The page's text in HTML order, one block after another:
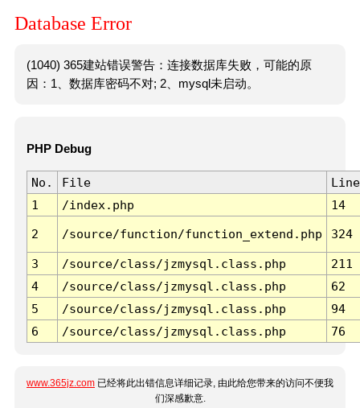
Database Error
(1040) 365建站错误警告：连接数据库失败，可能的原
因：1、数据库密码不对; 2、mysql未启动。
PHP Debug
No. File
Line
1
/index.php 14
2 /source/function/function_extend.php 324
3 /source/class/jzmysql.class.php
211
4
/source/class/jzmysql.class.php
62
5
/source/class/jzmysql.class.php
94
6
/source/class/jzmysql.class.php 76
www.365jz.com 已经将此出错信息详细记录, 由此给您带来的访问不便我
们深感歉意.